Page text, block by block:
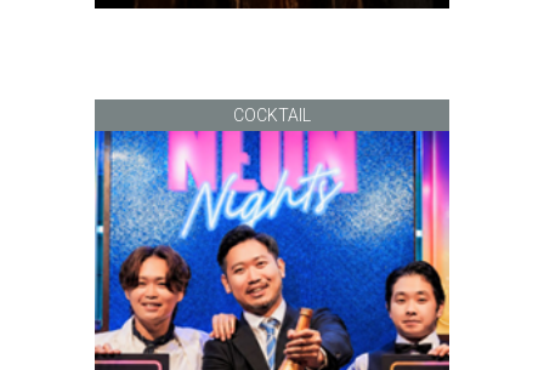
COCKTAIL